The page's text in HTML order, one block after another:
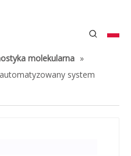
molekularna »
system